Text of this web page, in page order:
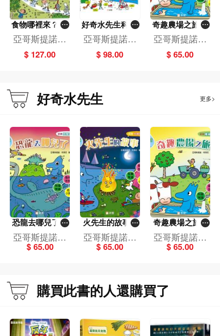
食物哪裡來？美
食旅行團出發！
（新版）（精）
亞哥斯提諾．
特萊尼
$ 127.00
好奇水先生科普
漢英圖典Mr Wat
er's Science Pi
cture Dictionary
亞哥斯提諾．
特萊尼
$ 98.00
奇趣農場之旅(1
3)[好奇水先生]
亞哥斯提諾．
特萊尼
$ 65.00
好奇水先生 更多>
恐龍去哪兒了？
(15)[好奇水先生]
亞哥斯提諾．
特萊尼
$ 65.00
火先生的故事(1
4)[好奇水先生]
亞哥斯提諾．
特萊尼
$ 65.00
奇趣農場之旅(1
3)[好奇水先生]
亞哥斯提諾．
特萊尼
$ 65.00
購買此書的人還購買了